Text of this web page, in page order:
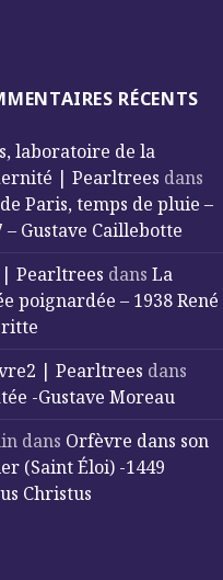
RÉCENTS
laboratoire de la
| Pearltrees dans
Paris, temps de pluie –
– Gustave Caillebotte
Pearltrees dansLa
poignardée – 1938 René
| Pearltrees dans
-Gustave Moreau
dans Orfèvre dans son
(Saint Éloi) -1449
Christus